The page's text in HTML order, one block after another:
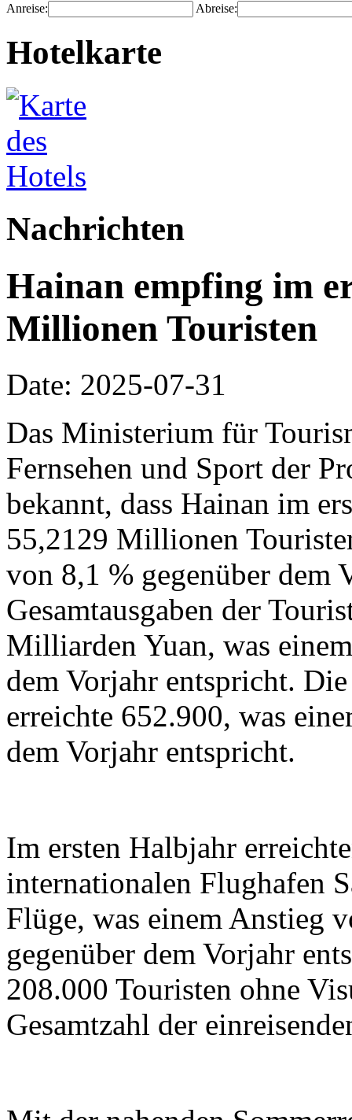
Anreise: Abreise:
Hotelkarte
Nachrichten
Hainan empfing im
Millionen Touristen
Date: 2025-07-31
Das Ministerium für
Fernsehen und Sport der
bekannt, dass Hainan im
55,2129 Millionen
von 8,1 % gegenüber dem
Gesamtausgaben der
Milliarden Yuan, was
dem Vorjahr entspricht.
erreichte 652.900, was
dem Vorjahr entspricht.
Im ersten Halbjahr
internationalen Flughafen
Flüge, was einem Anstieg
gegenüber dem Vorjahr
208.000 Touristen ohne
Gesamtzahl der